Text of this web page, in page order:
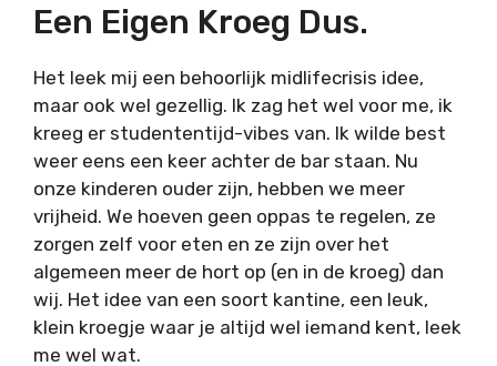
Een Eigen Kroeg Dus.
Het leek mij een behoorlijk midlifecrisis idee,
maar ook wel gezellig. Ik zag het wel voor me, ik
kreeg er studententijd-vibes van. Ik wilde best
weer eens een keer achter de bar staan. Nu
onze kinderen ouder zijn, hebben we meer
vrijheid. We hoeven geen oppas te regelen, ze
zorgen zelf voor eten en ze zijn over het
algemeen meer de hort op (en in de kroeg) dan
wij. Het idee van een soort kantine, een leuk,
klein kroegje waar je altijd wel iemand kent, leek
me wel wat.